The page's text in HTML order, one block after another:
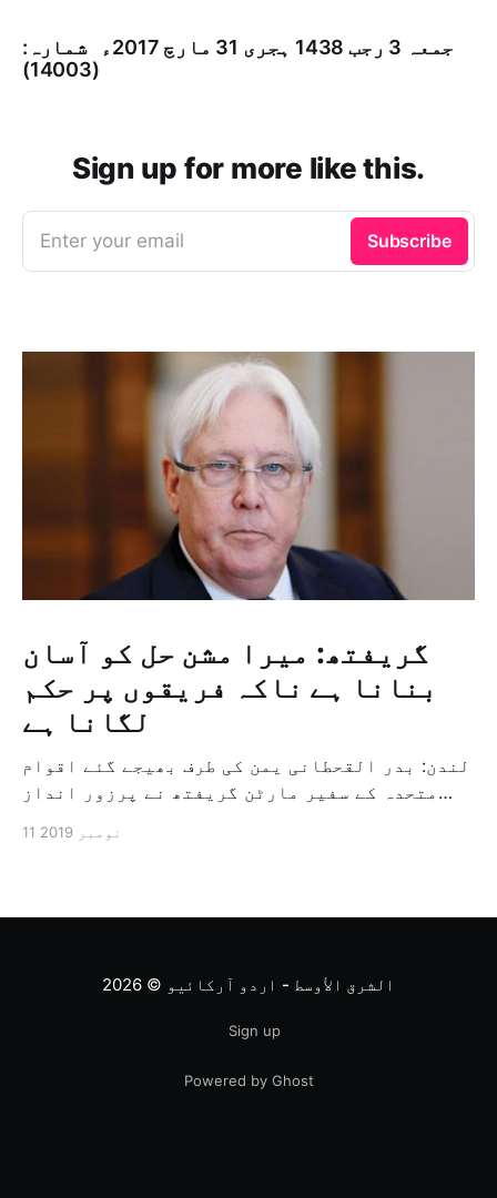
جمعہ 3 رجب 1438 ہجری­ 31 مارچ 2017ء شمارہ:
(14003)
Sign up for more like this.
Enter your email Subscribe
گریفتھ: میرا مشن حل کو آسان
بنانا ہے ناکہ فریقوں پر حکم
لگانا ہے
لندن: بدر القحطانی یمن کی طرف بھیجے گئے اقوام
متحدہ کے سفیر مارٹن گریفتھ نے پرزور انداز
ثالثی اور اس کشمکش کی حدبندی کرنے کے لئے ایک
11 نومبر 2019
الشرق الأوسط - اردو آرکائیو © 2026
Sign up
Powered by Ghost